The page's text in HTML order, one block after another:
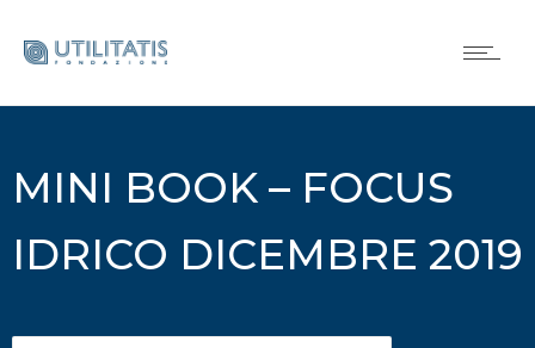
MINI BOOK – FOCUS
IDRICO DICEMBRE 2019